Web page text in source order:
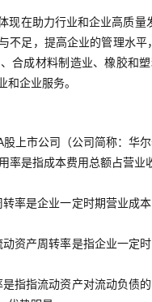
现在助力行业和企业高质
不足，提高企业的管理水
合成材料制造业、橡胶和
企业服务。
上市公司（公司简称：华
率是指成本费用总额占营
转率是企业一定时期营业成
动资产周转率是指企业一定
指指流动资产对流动负债